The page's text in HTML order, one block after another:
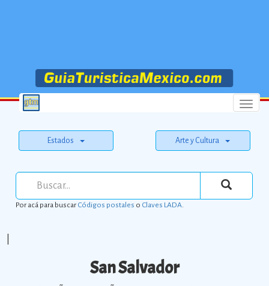
Menu
Estados Arte y Cultura
Por acá para buscarCódigos postales o Claves LADA.
San Salvador